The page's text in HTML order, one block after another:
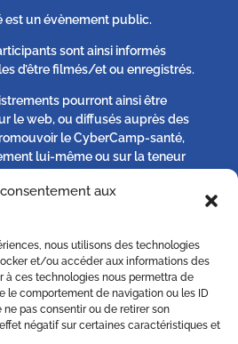
aux
nous utilisons des technologies
et/ou accéder aux informations des
à ces technologies nous permettra de
le comportement de navigation ou les ID
pas consentir ou de retirer son
négatif sur certaines caractéristiques et
est un évènement public.
sont ainsi informés
d’être filmés/et ou enregistrés.
pourront ainsi être
le web, ou diffusés auprès des
le CyberCamp-santé,
lui-même ou sur la teneur
s’il l’estime nécessaire :
d’un image qu’il jugerait
ou porterait atteinte au
sur simple demande écrite à